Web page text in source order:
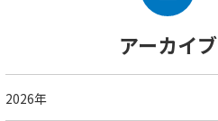
アーカイブ
2026年